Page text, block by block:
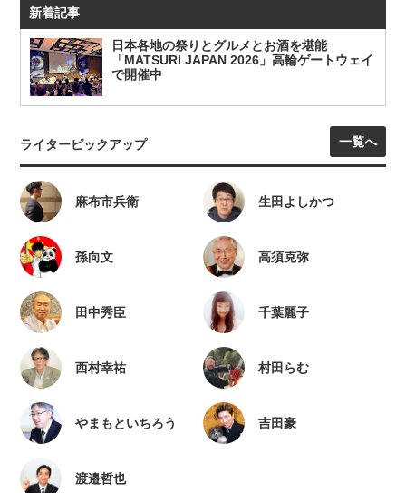
新着記事
日本各地の祭りとグルメとお酒を堪能
「MATSURI JAPAN 2026」高輪ゲートウェイ
で開催中
ライターピックアップ 一覧へ
麻布市兵衛 生田よしかつ
孫向文 高須克弥
田中秀臣 千葉麗子
西村幸祐 村田らむ
やまもといちろう 吉田豪
渡邉哲也